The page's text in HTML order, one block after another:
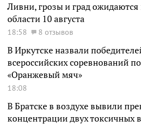
Ливни, грозы и град ожидаются
области 10 августа
18:58 8 отзывов
В Иркутске назвали
всероссийских соревнований
«Оранжевый мяч»
18:08
В Братске в воздухе вывили
концентрации двух токсичных